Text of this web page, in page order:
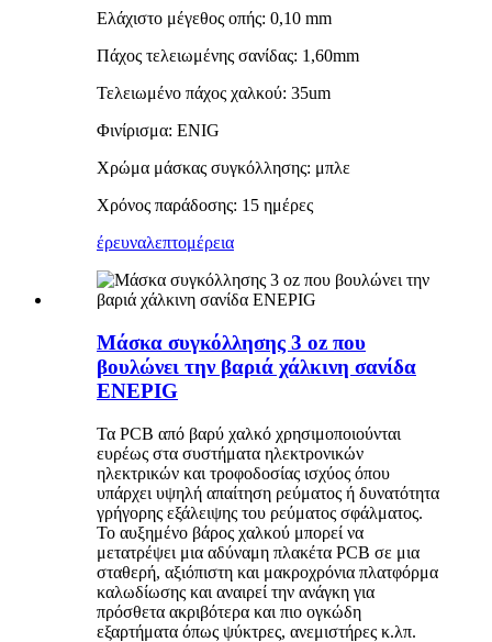
Ελάχιστο μέγεθος οπής: 0,10 mm
Πάχος τελειωμένης σανίδας: 1,60mm
Τελειωμένο πάχος χαλκού: 35um
Φινίρισμα: ENIG
Χρώμα μάσκας συγκόλλησης: μπλε
Χρόνος παράδοσης: 15 ημέρες
έρευναλεπτομέρεια
Μάσκα συγκόλλησης 3 oz που
βουλώνει την βαριά χάλκινη σανίδα
ENEPIG
Τα PCB από βαρύ χαλκό χρησιμοποιούνται
ευρέως στα συστήματα ηλεκτρονικών
ηλεκτρικών και τροφοδοσίας ισχύος όπου
υπάρχει υψηλή απαίτηση ρεύματος ή δυνατότητα
γρήγορης εξάλειψης του ρεύματος σφάλματος.
Το αυξημένο βάρος χαλκού μπορεί να
μετατρέψει μια αδύναμη πλακέτα PCB σε μια
σταθερή, αξιόπιστη και μακροχρόνια πλατφόρμα
καλωδίωσης και αναιρεί την ανάγκη για
πρόσθετα ακριβότερα και πιο ογκώδη
εξαρτήματα όπως ψύκτρες, ανεμιστήρες κ.λπ.